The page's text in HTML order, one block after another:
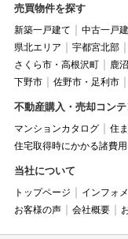
売買物件を探す
新築一戸建て 中古一戸
県北エリア
宇都宮北部
さくら市・高根沢町
鹿
下野市
佐野市・足利市
不動産購入・売却コンテ
マンションカタログ 住
住宅取得時にかかる諸費用
当社について
トップページ インフォ
お客様の声
会社概要